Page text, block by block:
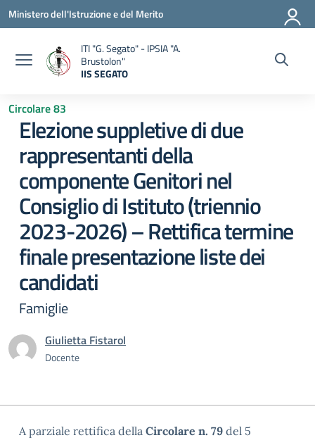
Vai ai contenuti
Vai al menu di navigazione
Vai al footer
Ministero dell'Istruzione e del Merito
ITI "G. Segato" - IPSIA "A.
Brustolon"
IIS SEGATO
Circolare 83
Elezione suppletive di due
rappresentanti della
componente Genitori nel
Consiglio di Istituto (triennio
2023-2026) – Rettifica termine
finale presentazione liste dei
candidati
Famiglie
Giulietta Fistarol
Docente
A parziale rettifica della Circolare n. 79 del 5